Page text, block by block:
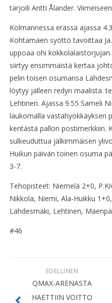
tarjoili Antti Ålander.
Kolmannessa erässä ajassa
Kohtamäen syöttö tavoittaa
uppoaa ohi
siirtyy ensimmäistä kertaa
pelin toisen osumansa
löytyy jälleen redyn maalista.
Lehtinen. Ajassa 9.55 Sameli
laukomalla vastahyökkäyksen
kentästä pallon postimerkkiin.
sulkeuduttua jälkimmäisen
Huikun päivän toinen osuma
3-7.
Tehopisteet: Niemelä 2+0,
Nikkola, Niemi, Ala-Huikku
Lähdesmäki, Lehtinen,
#46
EDELLINEN
QMAX-ARENASTA
HAETTIIN VOITTO